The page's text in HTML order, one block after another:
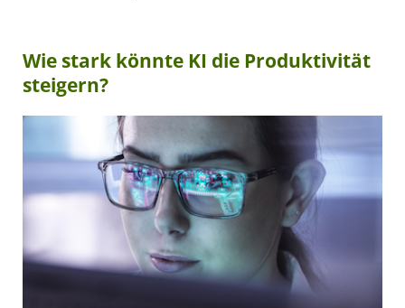
Wie stark könnte KI die Produktivität
steigern?